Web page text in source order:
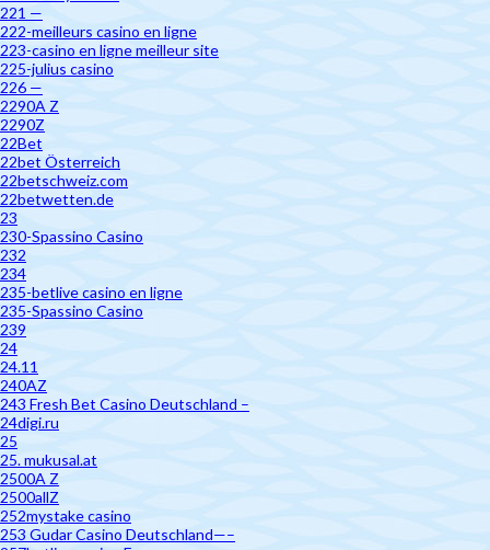
221 —
222-meilleurs casino en ligne
223-casino en ligne meilleur site
225-julius casino
226 —
2290A Z
2290Z
22Bet
22bet Österreich
22betschweiz.com
22betwetten.de
23
230-Spassino Casino
232
234
235-betlive casino en ligne
235-Spassino Casino
239
24
24.11
240AZ
243 Fresh Bet Casino Deutschland –
24digi.ru
25
25. mukusal.at
2500A Z
2500allZ
252mystake casino
253 Gudar Casino Deutschland—–